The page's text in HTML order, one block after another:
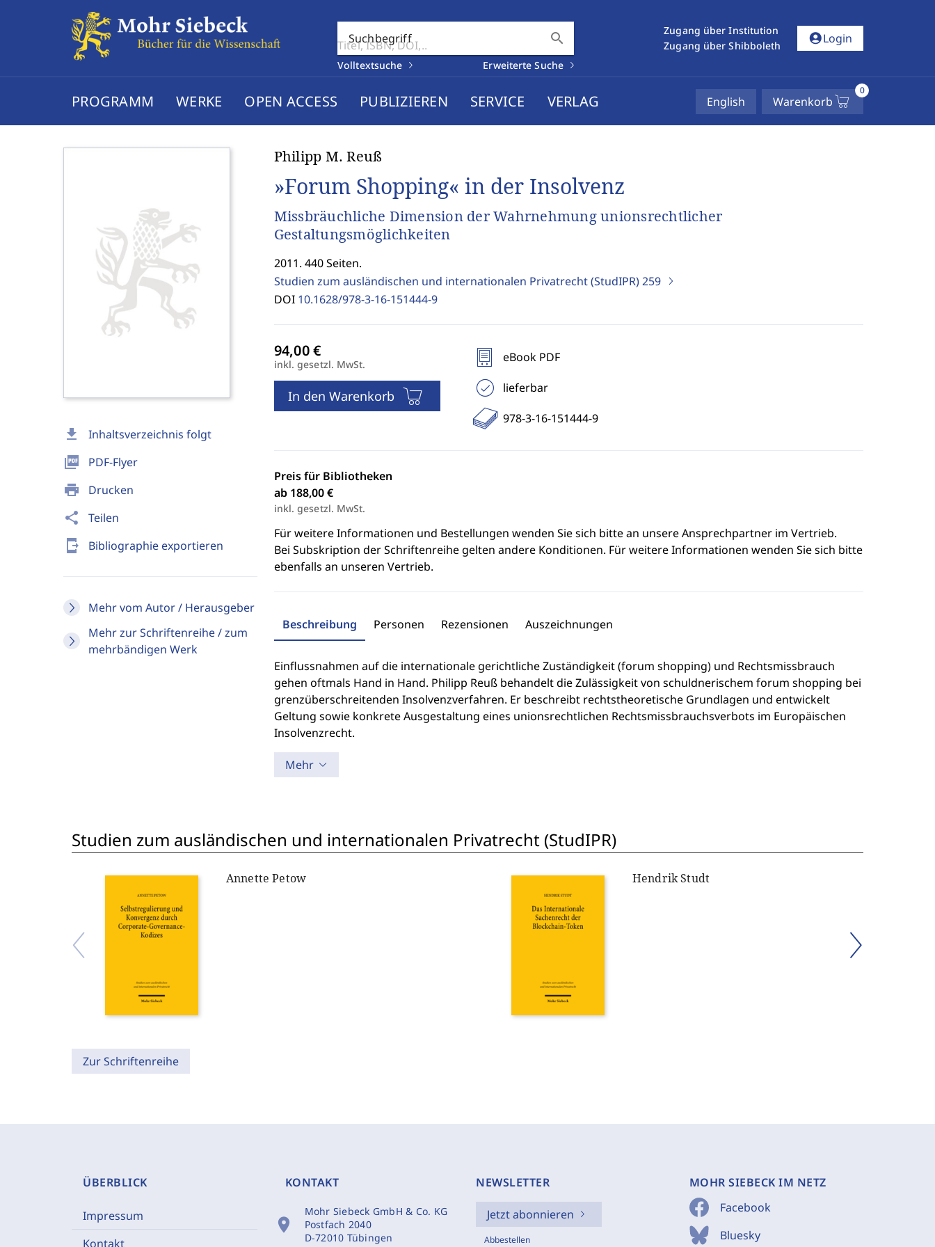
Suchbegriff search
Volltextsuche Erweiterte Suche
Zugang über Institution
Zugang über Shibboleth
account_circleLogin
PROGRAMM WERKE OPEN ACCESS PUBLIZIEREN SERVICE VERLAG English Warenkorb
0
download Inhaltsverzeichnis folgt
picture_as_pdf PDF-Flyer
print Drucken
share Teilen
send_to_mobile Bibliographie exportieren
Mehr vom Autor / Herausgeber
Mehr zur Schriftenreihe / zum
mehrbändigen Werk
Philipp M. Reuß
»Forum Shopping« in der Insolvenz
Missbräuchliche Dimension der Wahrnehmung unionsrechtlicher
Gestaltungsmöglichkeiten
2011. 440 Seiten.
Studien zum ausländischen und internationalen Privatrecht (StudIPR)259
DOI 10.1628/978-3-16-151444-9
inkl. gesetzl. MwSt.
In den Warenkorb
eBook PDF
lieferbar
978-3-16-151444-9
Preis für Bibliotheken
ab 188,00 €
inkl. gesetzl. MwSt.
Für weitere Informationen und Bestellungen wenden Sie sich bitte an unsere Ansprechpartner im Vertrieb.
Bei Subskription der Schriftenreihe gelten andere Konditionen. Für weitere Informationen wenden Sie sich bitte
ebenfalls an unseren Vertrieb.
Beschreibung Personen Rezensionen Auszeichnungen
Einflussnahmen auf die internationale gerichtliche Zuständigkeit (forum shopping) und Rechtsmissbrauch
gehen oftmals Hand in Hand. Philipp Reuß behandelt die Zulässigkeit von schuldnerischem forum shopping bei
grenzüberschreitenden Insolvenzverfahren. Er beschreibt rechtstheoretische Grundlagen und entwickelt
Geltung sowie konkrete Ausgestaltung eines unionsrechtlichen Rechtsmissbrauchsverbots im Europäischen
Insolvenzrecht.
Mehr
Studien zum ausländischen und internationalen Privatrecht (StudIPR)
Annette Petow Hendrik Studt
Zur Schriftenreihe
ÜBERBLICK
Impressum
Kontakt
KONTAKT
location_on
Mohr Siebeck GmbH & Co. KG
Postfach 2040
D-72010 Tübingen
NEWSLETTER
Jetzt abonnieren
Abbestellen
MOHR SIEBECK IM NETZ
Facebook
Bluesky